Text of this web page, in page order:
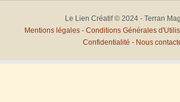
Le Lien Créatif © 2024 - Terran
Mentions légales- Conditions Générales
Confidentialité - Nous